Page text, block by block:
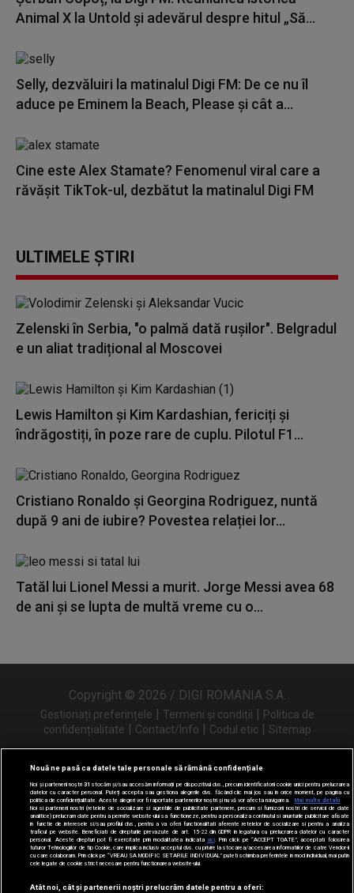
Animal X la Untold și adevărul despre hitul „Să...
Selly, dezvăluiri la matinalul Digi FM: De ce nu îl
aduce pe Eminem la Beach, Please și cât a...
Cine este Alex Stamate? Fenomenul viral care a
răvășit TikTok-ul, dezbătut la matinalul Digi FM
ULTIMELE ȘTIRI
Zelenski în Serbia, "o palmă dată rușilor". Belgradul
e un aliat tradițional al Moscovei
Lewis Hamilton și Kim Kardashian, fericiți și
îndrăgostiți, în poze rare de cuplu. Pilotul F1...
Cristiano Ronaldo și Georgina Rodriguez, nuntă
după 9 ani de iubire? Povestea relației lor...
Tatăl lui Lionel Messi a murit. Jorge Messi avea 68
de ani și se lupta de multă vreme cu o...
Copyright © 2026 / DIGI ROMANIA S.A.
Gestionați preferințele | Termeni și condiții | Politica de
confidențialitate | Contact/Info | Codul etic | Sitemap
Urmărește-ne și pe
Nouă ne pasă ca datele tale personale să rămână confidențiale
Noi și partenerii noștri31 stocăm și/sau accesăm informații pe dispozitivul dvs., precum identificatorii cookie unici pentru prelucrarea
datelor cu caracter personal. Puteți accepta sau gestiona alegerile dvs. făcând clic mai jos sau în orice moment, pe pagina cu
politica de confidențialitate. Aceste alegeri vor fi raportate partenerilor noștri și nu vă vor afecta navigarea.
Mai multe detalii
Noi si partenerii nostri (retelele de socializare si agentiile de publicitate partenere, precum si furnizorii nostri de servicii de date
analitice) prelucram date pentru a permite website-ului sa functioneze, pentru a personaliza continutul si anunturile publicitare afisate
in functie de interesele si/sau profilul dvs., pentru a va oferi functionalitati aferente retelelor de socializare si pentru a analiza
traficul pe website. Beneficiati de drepturile prevazute de art. 15-22 din GDPR in legatura cu prelucrarea datelor cu caracter
personal. Aceste drepturi pot fi exercitate prin modalitatea indicata aici. Prin click pe “ACCEPT TOATE”, acceptati folosirea
tuturor Tehnologiilor de tip Cookie, care implica inclusiv acceptul dvs. cu privire la stocarea/accesarea informatiilor de catre Vendor-ii
cu care colaboram. Prin click pe “VREAU SA MODIFIC SETARILE INDIVIDUAL” puteti schimba preferintele in mod individual, mai putin
cele legate de cookie strict necesare pentru functionarea website-ului.
Atât noi, cât și partenerii noștri prelucrăm datele pentru a oferi: